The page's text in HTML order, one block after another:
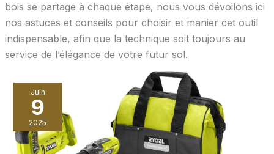
bois se partage à chaque étape, nous vous dévoilons ici
nos astuces et conseils pour choisir et manier cet outil
indispensable, afin que la technique soit toujours au
service de l’élégance de votre futur sol.
Juin
9
2025